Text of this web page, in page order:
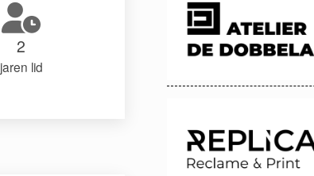
2
jaren lid